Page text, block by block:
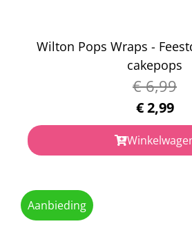
Wilton Pops Wraps -
cakepops
€6,99
€2,99
Aanbieding